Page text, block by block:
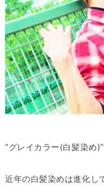
”グレイカラー(白髪染め)”
近年の白髪染めは進化し